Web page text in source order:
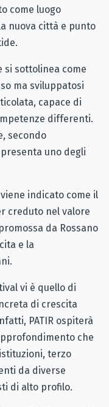
come luogo
nuova città e punto
si sottolinea come
ma sviluppatosi
capace di
differenti.
secondo
uno degli
viene indicato come il
creduto nel valore
da Rossano
e la
vi è quello di
di crescita
PATIR ospiterà
che
terzo
da diverse
di alto profilo.